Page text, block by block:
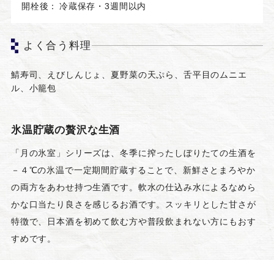
開栓後：
冷蔵保存・3週間以内
よく合う料理
鯖寿司、えびしんじょ、夏野菜の天ぷら、舌平目のムニエ
ル、小籠包
氷温貯蔵の贅沢な生酒
「月の氷室」シリーズは、冬季に搾ったしぼりたての生酒を
－４℃の氷温で一定期間貯蔵することで、新鮮さとまろやか
の両方をあわせ持つ生酒です。軟水の仕込み水によるなめら
かな口当たり良さを感じるお酒です。スッキリとした甘さが
特徴で、日本酒を初めて飲む方や普段飲まれない方にもおす
すめです。